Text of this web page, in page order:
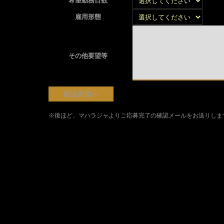
雇用形態
その他要望等
※後ほど、マハラジャよりご応募完了の確認メールをお送りしま